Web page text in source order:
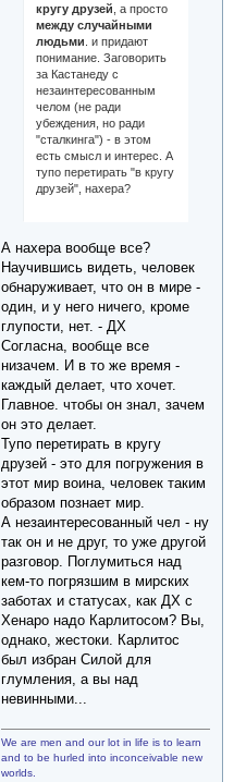
кругу друзей , а просто
между случайными
людьми . и придают
понимание. Заговорить
за Кастанеду с
незаинтересованным
челом (не ради
убеждения, но ради
"сталкинга") - в этом
есть смысл и интерес. А
тупо перетирать "в кругу
друзей", нахера?
А нахера вообще все?
Научившись видеть, человек
обнаруживает, что он в мире -
один, и у него ничего, кроме
глупости, нет. - ДХ
Согласна, вообще все
низачем. И в то же время -
каждый делает, что хочет.
Главное. чтобы он знал, зачем
он это делает.
Тупо перетирать в кругу
друзей - это для погружения в
этот мир воина, человек таким
образом познает мир.
А незаинтересованный чел - ну
так он и не друг, то уже другой
разговор. Поглумиться над
кем-то погрязшим в мирских
заботах и статусах, как ДХ с
Хенаро надо Карлитосом? Вы,
однако, жестоки. Карлитос
был избран Силой для
глумления, а вы над
невинными...
We are men and our lot in life is to learn
and to be hurled into inconceivable new
worlds.